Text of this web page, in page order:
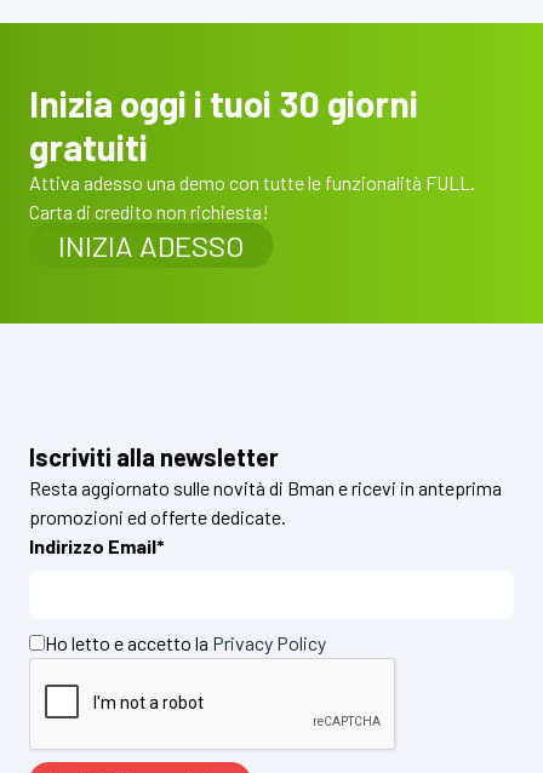
Inizia oggi i tuoi 30 giorni
gratuiti
Attiva adesso una demo con tutte le funzionalità FULL.
Carta di credito non richiesta!
INIZIA ADESSO
Iscriviti alla newsletter
Resta aggiornato sulle novità di Bman e ricevi in anteprima
promozioni ed offerte dedicate.
Indirizzo Email*
Ho letto e accetto la Privacy Policy